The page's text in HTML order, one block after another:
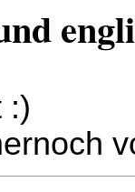
:)